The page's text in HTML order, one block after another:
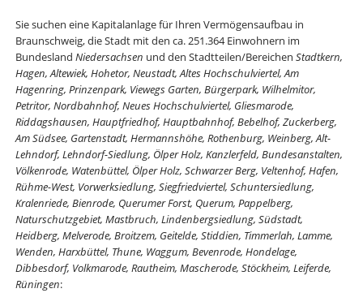
Sie suchen eine Kapitalanlage für Ihren Vermögensaufbau in
Braunschweig, die Stadt mit den ca. 251.364 Einwohnern im
Bundesland Niedersachsen und den Stadtteilen/Bereichen Stadtkern,
Hagen, Altewiek, Hohetor, Neustadt, Altes Hochschulviertel, Am
Hagenring, Prinzenpark, Viewegs Garten, Bürgerpark, Wilhelmitor,
Petritor, Nordbahnhof, Neues Hochschulviertel, Gliesmarode,
Riddagshausen, Hauptfriedhof, Hauptbahnhof, Bebelhof, Zuckerberg,
Am Südsee, Gartenstadt, Hermannshöhe, Rothenburg, Weinberg, Alt-
Lehndorf, Lehndorf-Siedlung, Ölper Holz, Kanzlerfeld, Bundesanstalten,
Völkenrode, Watenbüttel, Ölper Holz, Schwarzer Berg, Veltenhof, Hafen,
Rühme-West, Vorwerksiedlung, Siegfriedviertel, Schuntersiedlung,
Kralenriede, Bienrode, Querumer Forst, Querum, Pappelberg,
Naturschutzgebiet, Mastbruch, Lindenbergsiedlung, Südstadt,
Heidberg, Melverode, Broitzem, Geitelde, Stiddien, Timmerlah, Lamme,
Wenden, Harxbüttel, Thune, Waggum, Bevenrode, Hondelage,
Dibbesdorf, Volkmarode, Rautheim, Mascherode, Stöckheim, Leiferde,
Rüningen: